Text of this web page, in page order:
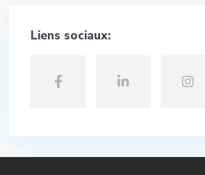
Liens sociaux: